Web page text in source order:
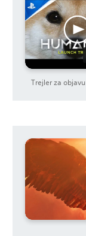
Trejler za objavu